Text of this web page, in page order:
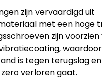
zijn vervaardigd uit
met een hoge
zijn
is tegen terugslag
verloren gaat.